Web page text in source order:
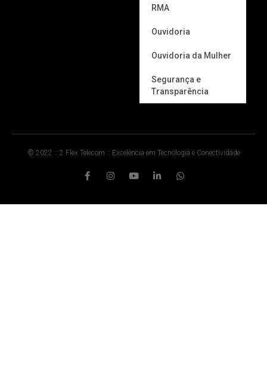
RMA
Ouvidoria
Ouvidoria da Mulher
Segurança e
Transparência
© 2022 :: 2 Flex Telecom :: Excelência em Tecnologia e Conectividade